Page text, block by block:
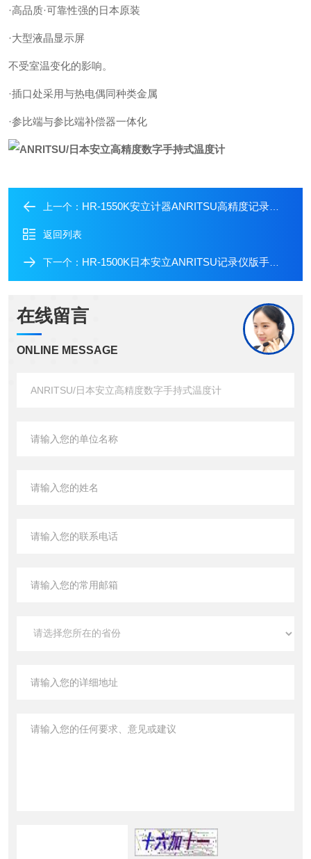
·高品质·可靠性强的日本原装
·大型液晶显示屏
不受室温变化的影响。
·插口处采用与热电偶同种类金属
·参比端与参比端补偿器一体化
上一个： HR-1550K安立计器ANRITSU高精度记录数字温度计
返回列表
下一个： HR-1500K日本安立ANRITSU记录仪版手持数字温度计
在线留言
ONLINE MESSAGE